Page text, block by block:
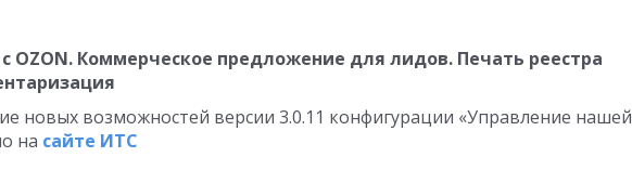
с OZON. Коммерческое предложение для лидов. Печать реестра
новых возможностей версии 3.0.11 конфигурации «Управление нашей
на сайте ИТС